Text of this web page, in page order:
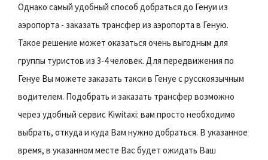
Однако самый удобный способ добраться до Генуи из
аэропорта - заказать трансфер из аэропорта в Геную.
Такое решение может оказаться очень выгодным для
группы туристов из 3-4 человек. Для передвижения по
Генуе Вы можете заказать такси в Генуе с русскоязычным
водителем. Подобрать и заказать трансфер возможно
через удобный сервис Kiwitaxi: вам просто необходимо
выбрать, откуда и куда Вам нужно добраться. В указанное
время, в указанном месте Вас будет ожидать Ваш